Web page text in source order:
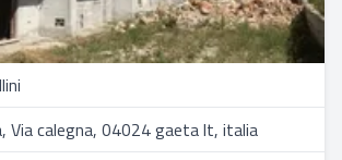
Via calegna, 04024 gaeta lt, italia